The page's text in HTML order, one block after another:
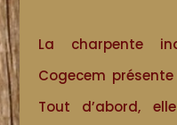
La charpente
Cogecem
Tout d’abord,